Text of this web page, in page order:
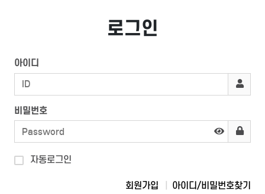
로그인
아이디
비밀번호
자동로그인
회원가입 아이디/비밀번호찾기